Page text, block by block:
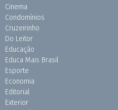
Cinema
Condomínios
Cruzeirinho
Do Leitor
Educação
Educa Mais Brasil
Esporte
Economia
Editorial
Exterior